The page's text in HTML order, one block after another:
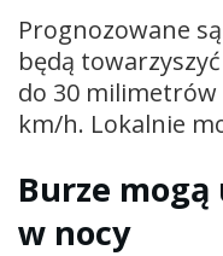
Prognozowane
będą
do 30
km/h. Lokalnie
Burze
w nocy